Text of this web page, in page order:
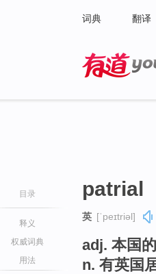
词典 翻译
目录
释义
权威词典
用法
patrial
英 [ˈpeɪtriəl]
adj. 本国
n. 有英国